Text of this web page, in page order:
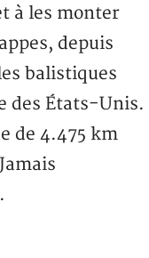
à les monter
depuis
balistiques
des États-Unis.
de 4.475 km